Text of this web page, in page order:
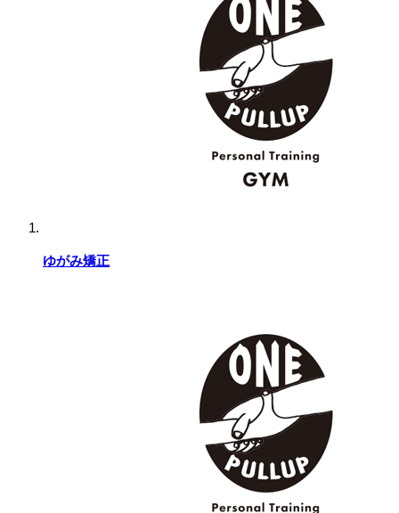
ゆがみ矯正